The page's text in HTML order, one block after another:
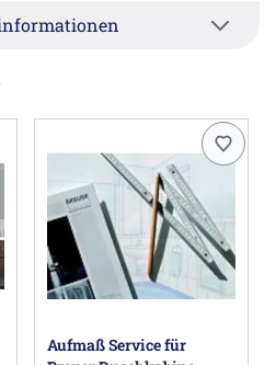
Aufmaß Service für